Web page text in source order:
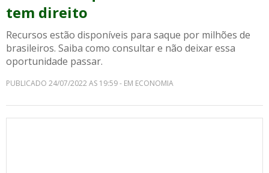
tem direito
Recursos estão disponíveis para saque por milhões de
brasileiros. Saiba como consultar e não deixar essa
oportunidade passar.
PUBLICADO 24/07/2022 AS 19:59 - EM ECONOMIA